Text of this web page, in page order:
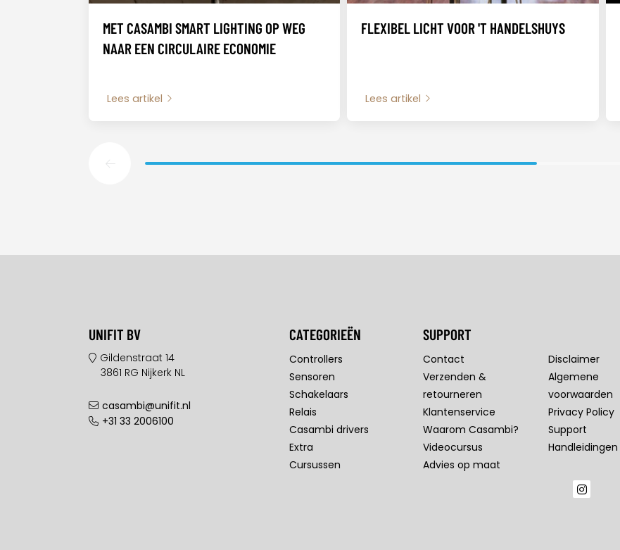
MET CASAMBI SMART LIGHTING OP WEG
NAAR EEN CIRCULAIRE ECONOMIE
Lees artikel
FLEXIBEL LICHT VOOR 'T HANDELSHUYS
Lees artikel
UNIFIT BV
Gildenstraat 14
3861 RG Nijkerk NL
casambi@unifit.nl
+31 33 2006100
CATEGORIEËN
Controllers
Sensoren
Schakelaars
Relais
Casambi drivers
Extra
Cursussen
SUPPORT
Contact
Verzenden &
retourneren
Klantenservice
Waarom Casambi?
Videocursus
Advies op maat
Disclaimer
Algemene
voorwaarden
Privacy Policy
Support
Handleidingen